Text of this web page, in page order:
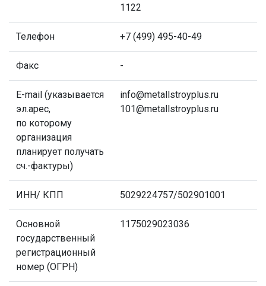
1122
Телефон +7 (499) 495-40-49
Факс -
E-mail (указывается
эл.арес,
по которому
организация
планирует получать
сч.-фактуры)
info@metallstroyplus.ru
101@metallstroyplus.ru
ИНН/ КПП 5029224757/502901001
Основной
государственный
регистрационный
номер (ОГРН)
1175029023036